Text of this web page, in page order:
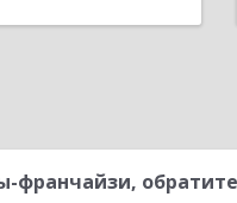
франчайзи,